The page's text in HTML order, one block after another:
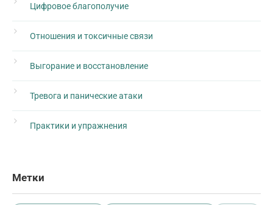
Цифровое благополучие
Отношения и токсичные связи
Выгорание и восстановление
Тревога и панические атаки
Практики и упражнения
Метки